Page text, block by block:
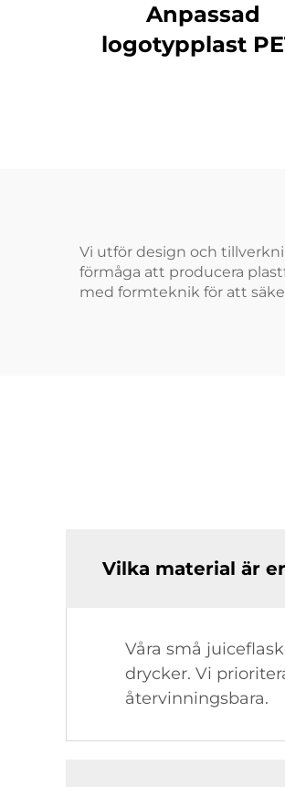
Anpassad
logotypplast
Vi utför design och
förmåga att producera
med formteknik för att
Vilka material är
Våra små
drycker. Vi
återvinningsbara.